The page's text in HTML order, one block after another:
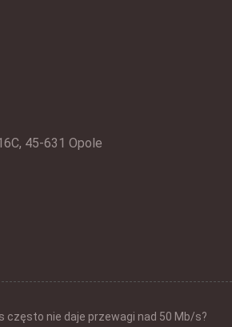
45-631 Opole
często nie daje przewagi nad 50 Mb/s?